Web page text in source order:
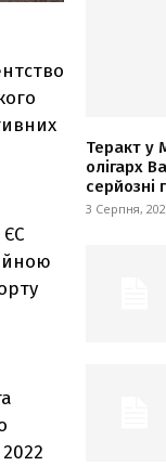
Теракт у
олігарх
серйозні
3 Серпня,